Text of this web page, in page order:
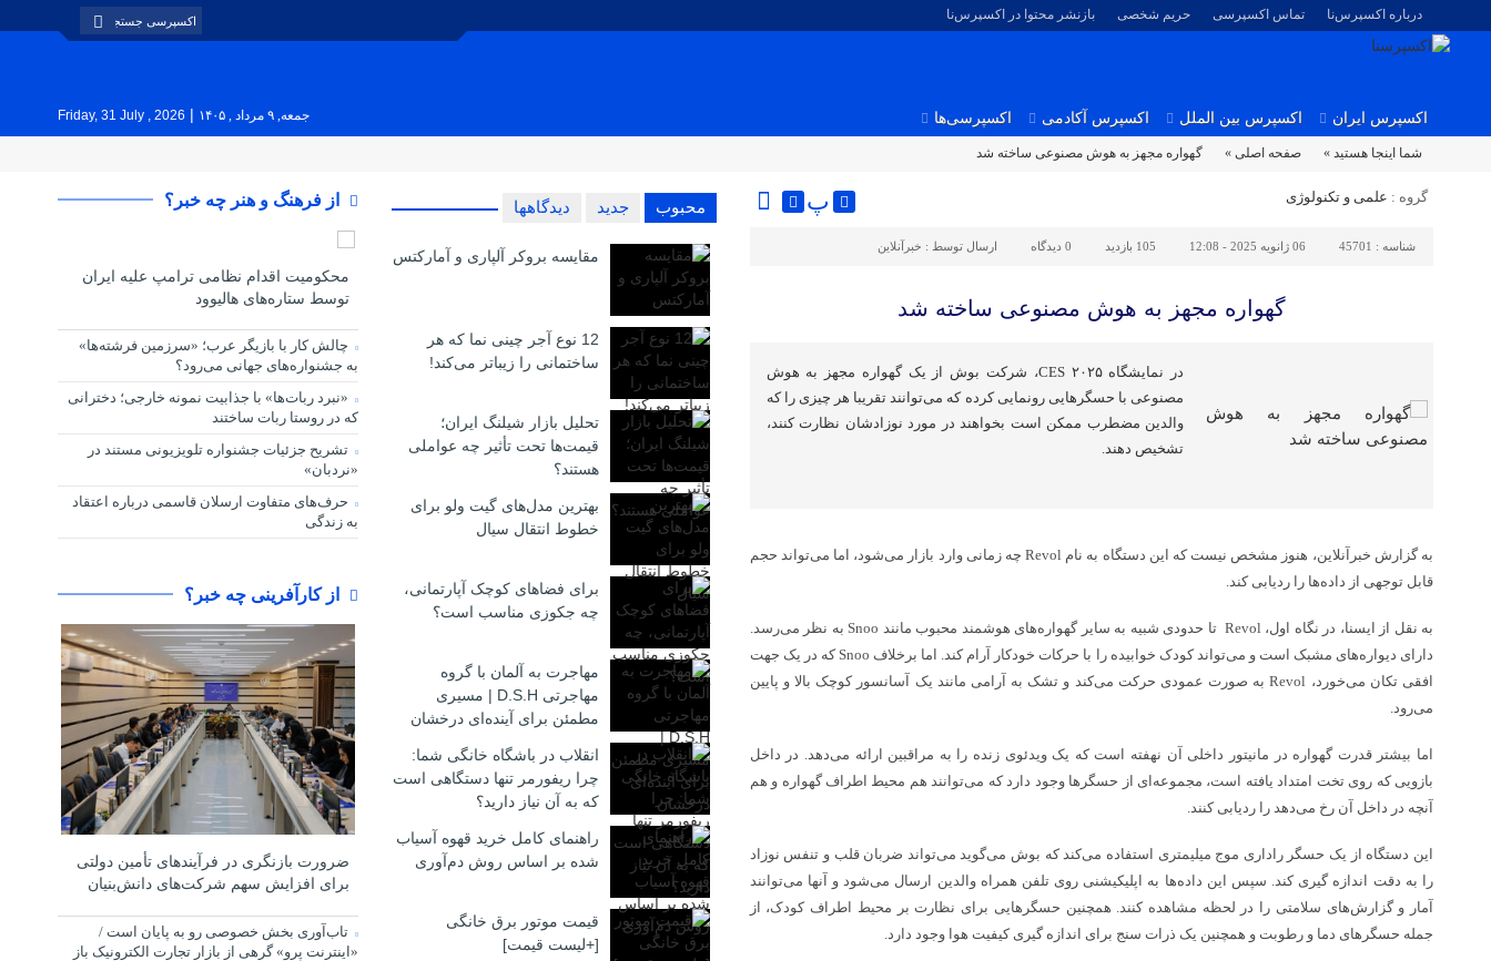
درباره اکسپرس‌نا تماس اکسپرسی حریم شخصی بازنشر محتوا در اکسپرس‌نا
اکسپرس ایران اکسپرس بین الملل اکسپرس آکادمی اکسپرسی‌ها جمعه, ۹ مرداد , ۱۴۰۵ |
Friday, 31 July , 2026
شما اینجا هستید » صفحه اصلی » گهواره مجهز به هوش مصنوعی ساخته شد
گروه : علمی و تکنولوژی پ
شناسه : 45701 06 ژانویه 2025 - 12:08 105 بازدید 0 دیدگاه ارسال توسط : خبرآنلاین
گهواره مجهز به هوش مصنوعی ساخته شد
در نمایشگاه CES ۲۰۲۵، شرکت بوش از یک گهواره مجهز به هوش
مصنوعی با حسگرهایی رونمایی کرده که می‌توانند تقریبا هر چیزی را که
والدین مضطرب ممکن است بخواهند در مورد نوزادشان نظارت کنند،
تشخیص دهند.
به گزارش خبرآنلاین، هنوز مشخص نیست که این دستگاه به نام Revol چه زمانی وارد بازار می‌شود، اما می‌تواند حجم
قابل توجهی از داده‌ها را ردیابی کند.
به نقل از ایسنا، در نگاه اول، Revol تا حدودی شبیه به سایر گهواره‌های هوشمند محبوب مانند Snoo به نظر می‌رسد.
دارای دیواره‌های مشبک است و می‌تواند کودک خوابیده را با حرکات خودکار آرام کند. اما برخلاف Snoo که در یک جهت
افقی تکان می‌خورد، Revol به صورت عمودی حرکت می‌کند و تشک به آرامی مانند یک آسانسور کوچک بالا و پایین
می‌رود.
اما بیشتر قدرت گهواره در مانیتور داخلی آن نهفته است که یک ویدئوی زنده را به مراقبین ارائه می‌دهد. در داخل
بازویی که روی تخت امتداد یافته است، مجموعه‌ای از حسگرها وجود دارد که می‌توانند هم محیط اطراف گهواره و هم
آنچه در داخل آن رخ می‌دهد را ردیابی کنند.
این دستگاه از یک حسگر راداری موج میلیمتری استفاده می‌کند که بوش می‌گوید می‌تواند ضربان قلب و تنفس نوزاد
را به دقت اندازه گیری کند. سپس این داده‌ها به اپلیکیشنی روی تلفن همراه والدین ارسال می‌شود و آنها می‌توانند
آمار و گزارش‌های سلامتی را در لحظه مشاهده کنند. همچنین حسگرهایی برای نظارت بر محیط اطراف کودک، از
جمله حسگرهای دما و رطوبت و همچنین یک ذرات سنج برای اندازه گیری کیفیت هوا وجود دارد.
محبوب جدید دیدگاهها
مقایسه بروکر آلپاری و آمارکتس
12 نوع آجر چینی نما که هر
ساختمانی را زیباتر می‌کند!
تحلیل بازار شیلنگ ایران؛
قیمت‌ها تحت تأثیر چه عواملی
هستند؟
بهترین مدل‌های گیت ولو برای
خطوط انتقال سیال
برای فضاهای کوچک آپارتمانی،
چه جکوزی مناسب است؟
مهاجرت به آلمان با گروه
مهاجرتی D.S.H | مسیری
مطمئن برای آینده‌ای درخشان
انقلاب در باشگاه خانگی شما:
چرا ریفورمر تنها دستگاهی است
که به آن نیاز دارید؟
راهنمای کامل خرید قهوه آسیاب
شده بر اساس روش دم‌آوری
قیمت موتور برق خانگی
[+لیست قیمت]
از فرهنگ و هنر چه خبر؟
محکومیت اقدام نظامی ترامپ علیه ایران
توسط ستاره‌های هالیوود
چالش کار با بازیگر عرب؛ «سرزمین فرشته‌ها»
به جشنواره‌های جهانی می‌رود؟
«نبرد ربات‌ها» با جذابیت نمونه خارجی؛ دخترانی
که در روستا ربات ساختند
تشریح جزئیات جشنواره‌ تلویزیونی مستند در
«نردبان»
حرف‌های متفاوت ارسلان قاسمی درباره اعتقاد
به زندگی
از کارآفرینی چه خبر؟
ضرورت بازنگری در فرآیندهای تأمین دولتی
برای افزایش سهم شرکت‌های دانش‌بنیان
تاب‌آوری بخش خصوصی رو به پایان است /
«اینترنت پرو» گرهی از بازار تجارت الکترونیک باز